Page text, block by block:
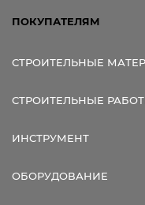
ПОКУПАТЕЛЯМ
СТРОИТЕЛЬНЫЕ
СТРОИТЕЛЬНЫЕ
ИНСТРУМЕНТ
ОБОРУДОВАНИЕ